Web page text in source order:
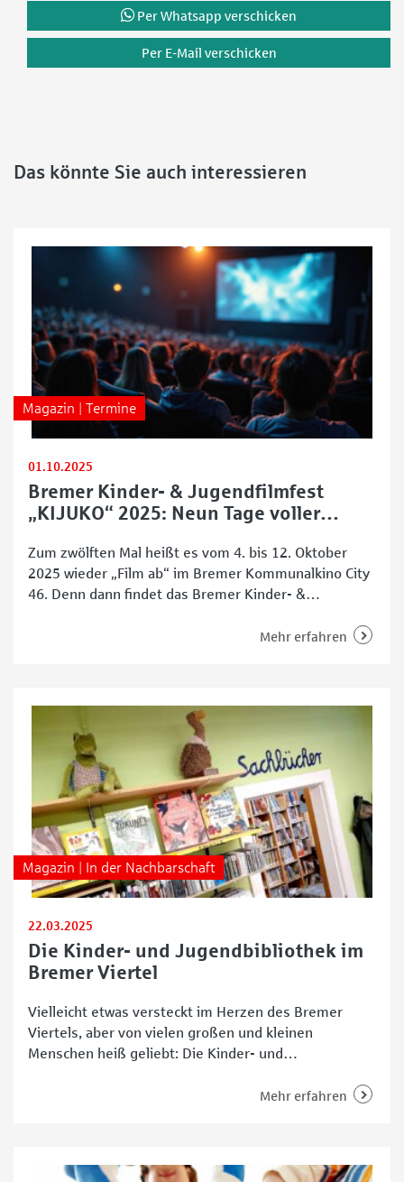
Per Whatsapp verschicken
Per E-Mail verschicken
Das könnte Sie auch interessieren
Magazin | Termine
01.10.2025
Bremer Kinder- & Jugendfilmfest
„KIJUKO“ 2025: Neun Tage voller
Zum zwölften Mal heißt es vom 4. bis 12. Oktober
2025 wieder „Film ab“ im Bremer Kommunalkino City
46. Denn dann findet das Bremer Kinder- &
von der Sparkasse Bremen unterstützt wird. Neun
Mehr erfahren
Magazin | In der Nachbarschaft
22.03.2025
Die Kinder- und Jugendbibliothek im
Bremer Viertel
Vielleicht etwas versteckt im Herzen des Bremer
Viertels, aber von vielen großen und kleinen
Menschen heiß geliebt: Die Kinder- und
Tipp für Familien – und das seit inzwischen 28 Jahren.
Mehr erfahren